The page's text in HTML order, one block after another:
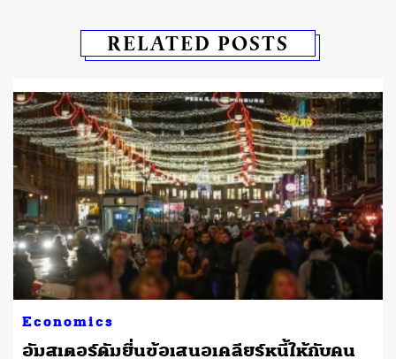
RELATED POSTS
Economics
อัมสเตอร์ดัมยื่นข้อเสนอเคลียร์หนี้ให้กับคน